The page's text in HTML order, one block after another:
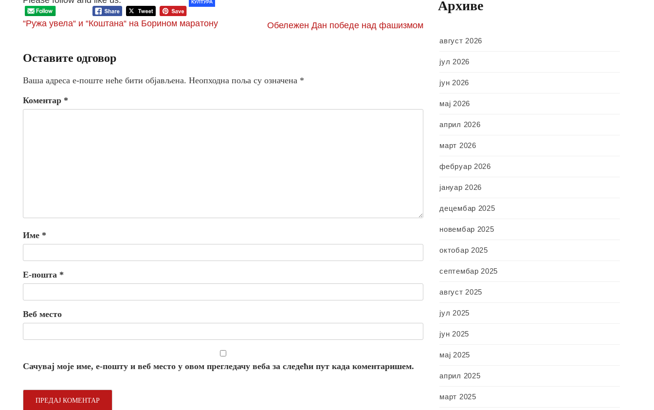
КУЛТУРА
“Ружа увела“ и “Коштана“ на Борином маратону Обележен Дан победе над фашизмом
Оставите одговор
Ваша адреса е-поште неће бити објављена. Неопходна поља су означена *
Коментар *
Име *
Е-пошта *
Веб место
Сачувај моје име, е-пошту и веб место у овом прегледачу веба за следећи пут када коментаришем.
Архиве
август 2026
јул 2026
јун 2026
мај 2026
април 2026
март 2026
фебруар 2026
јануар 2026
децембар 2025
новембар 2025
октобар 2025
септембар 2025
август 2025
јул 2025
јун 2025
мај 2025
април 2025
март 2025